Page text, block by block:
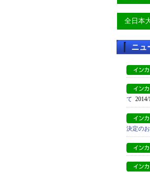
全日本
ニュ
て 2014/
決定の